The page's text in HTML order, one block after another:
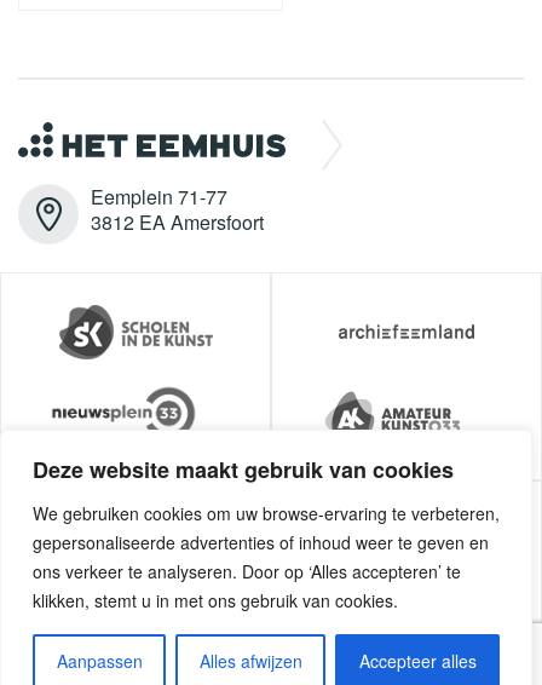
Deze website maakt gebruik van cookies
We gebruiken cookies om uw browse-ervaring te verbeteren,
gepersonaliseerde advertenties of inhoud weer te geven en
ons verkeer te analyseren. Door op ‘Alles accepteren’ te
klikken, stemt u in met ons gebruik van cookies.
Aanpassen Alles afwijzen Accepteer alles
Eemplein 71-77
3812 EA Amersfoort